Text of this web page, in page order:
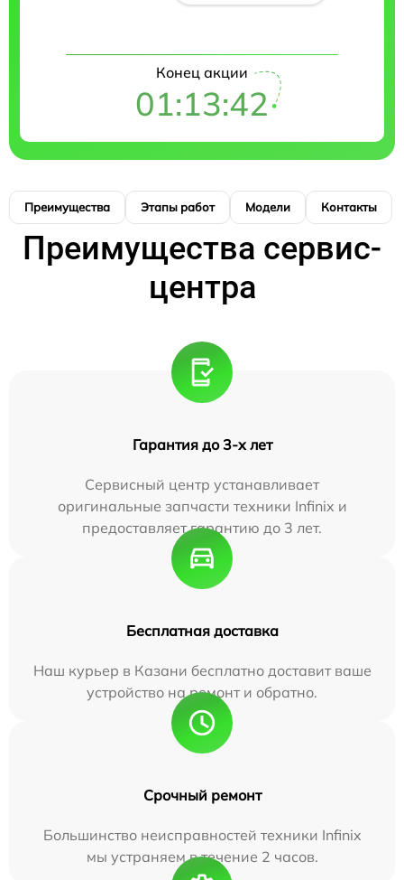
Конец акции
01:13:42
Преимущества Этапы работ Модели Контакты
Преимущества сервис-
центра
Гарантия до 3-х лет
Сервисный центр устанавливает
оригинальные запчасти техники Infinix и
предоставляет гарантию до 3 лет.
Бесплатная доставка
Наш курьер в Казани бесплатно доставит ваше
устройство на ремонт и обратно.
Срочный ремонт
Большинство неисправностей техники Infinix
мы устраняем в течение 2 часов.